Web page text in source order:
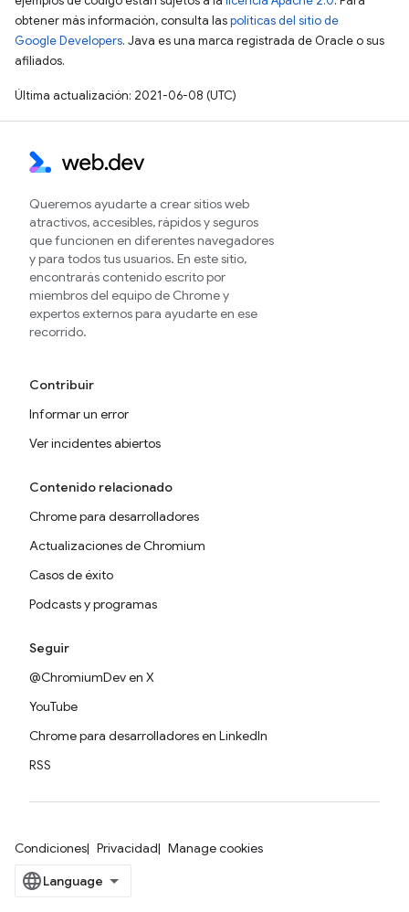
obtener más información, consulta laspolíticas del sitio de
Google Developers. Java es una marca registrada de Oracle o sus
afiliados.
Última actualización: 2021-06-08 (UTC)
Queremos ayudarte a crear sitios web
atractivos, accesibles, rápidos y seguros
que funcionen en diferentes navegadores
y para todos tus usuarios. En este sitio,
encontrarás contenido escrito por
miembros del equipo de Chrome y
expertos externos para ayudarte en ese
recorrido.
Contribuir
Informar un error
Ver incidentes abiertos
Contenido relacionado
Chrome para desarrolladores
Actualizaciones de Chromium
Casos de éxito
Podcasts y programas
Seguir
@ChromiumDev en X
YouTube
Chrome para desarrolladores en LinkedIn
RSS
Condiciones Privacidad Manage cookies